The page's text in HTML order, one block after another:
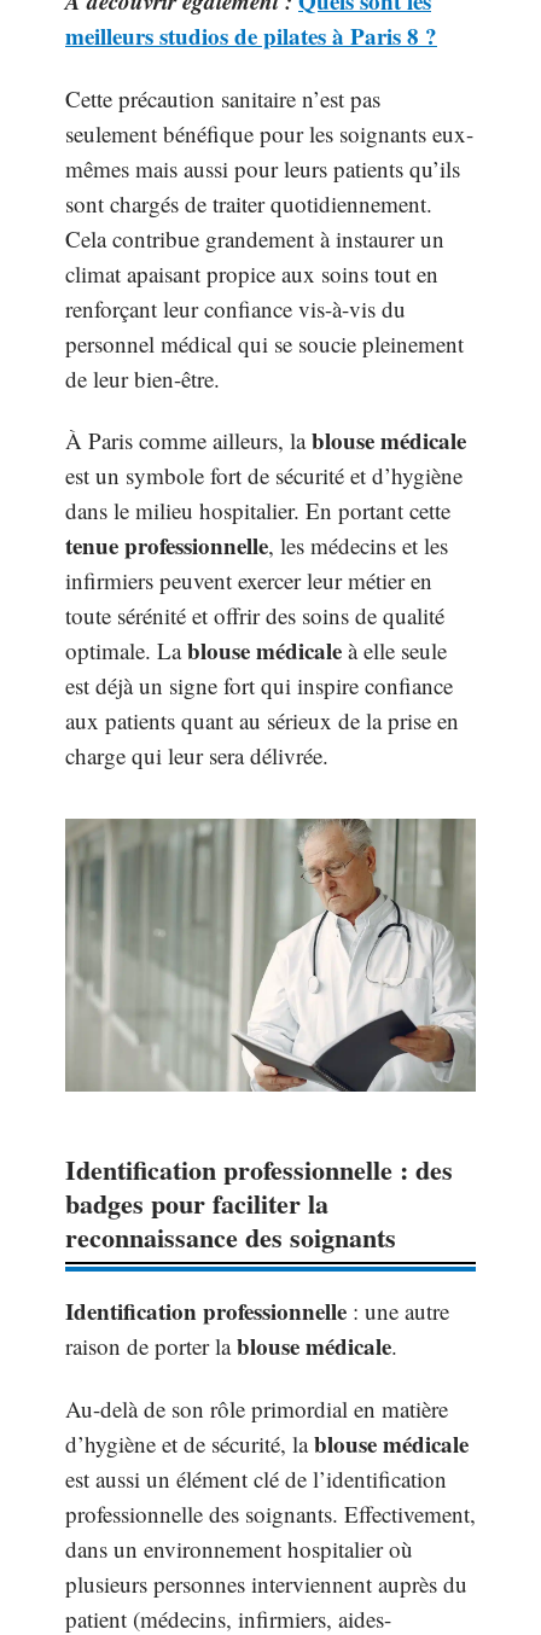
meilleurs studios de pilates à Paris 8 ?
Cette précaution sanitaire n’est pas
seulement bénéfique pour les soignants eux-
mêmes mais aussi pour leurs patients qu’ils
sont chargés de traiter quotidiennement.
Cela contribue grandement à instaurer un
climat apaisant propice aux soins tout en
renforçant leur confiance vis-à-vis du
personnel médical qui se soucie pleinement
de leur bien-être.
À Paris comme ailleurs, lablouse médicale
est un symbole fort de sécurité et d’hygiène
dans le milieu hospitalier. En portant cette
tenue professionnelle, les médecins et les
infirmiers peuvent exercer leur métier en
toute sérénité et offrir des soins de qualité
optimale. Lablouse médicale à elle seule
est déjà un signe fort qui inspire confiance
aux patients quant au sérieux de la prise en
charge qui leur sera délivrée.
Identification professionnelle : des
badges pour faciliter la
reconnaissance des soignants
Identification professionnelle : une autre
raison de porter lablouse médicale.
Au-delà de son rôle primordial en matière
d’hygiène et de sécurité, lablouse médicale
est aussi un élément clé de l’identification
professionnelle des soignants. Effectivement,
dans un environnement hospitalier où
plusieurs personnes interviennent auprès du
patient (médecins, infirmiers, aides-